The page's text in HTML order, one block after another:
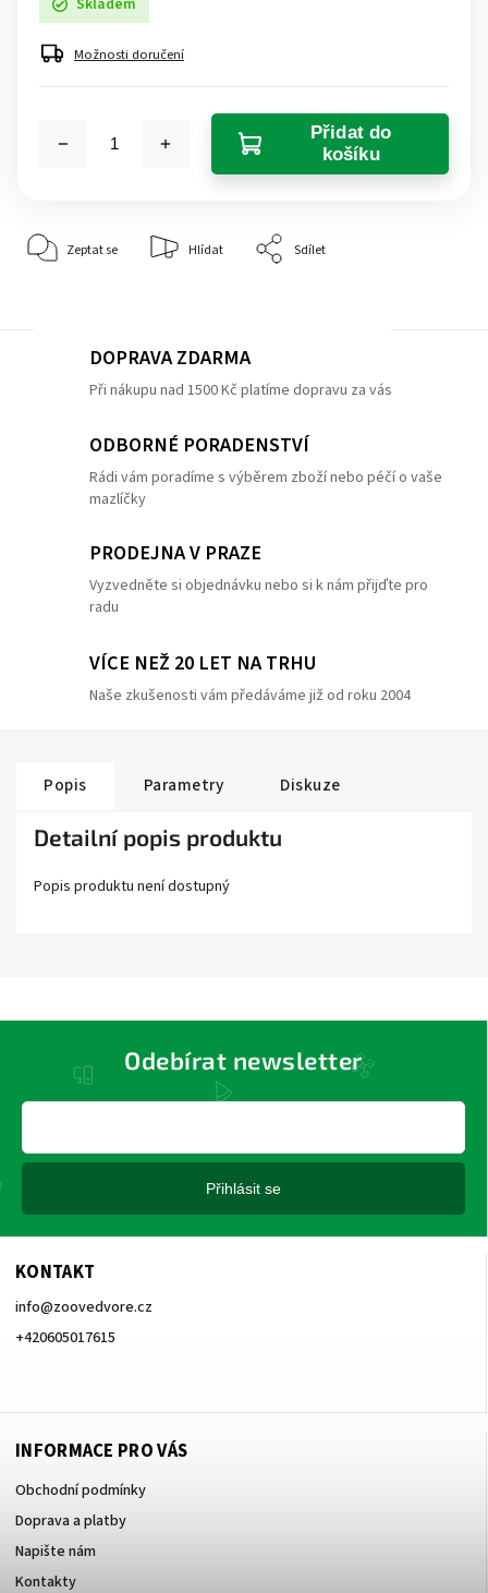
Možnosti doručení
Přidat do
košíku
Zeptat se Hlídat Sdílet
DOPRAVA ZDARMA
Při nákupu nad 1500 Kč platíme dopravu za vás
ODBORNÉ PORADENSTVÍ
Rádi vám poradíme s výběrem zboží nebo péčí o vaše
mazlíčky
PRODEJNA V PRAZE
Vyzvedněte si objednávku nebo si k nám přijďte pro
radu
VÍCE NEŽ 20 LET NA TRHU
Naše zkušenosti vám předáváme již od roku 2004
Popis Parametry Diskuze
Detailní popis produktu
Popis produktu není dostupný
KONTAKT
info@zoovedvore.cz
+420605017615
INFORMACE PRO VÁS
Obchodní podmínky
Doprava a platby
Napište nám
Kontakty
Odebírat newsletter
Přihlásit se